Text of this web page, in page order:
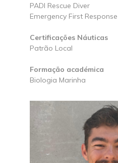
PADI Rescue Diver
Emergency First Response
Certificações Náuticas
Patrão Local
Formação académica
Biologia Marinha